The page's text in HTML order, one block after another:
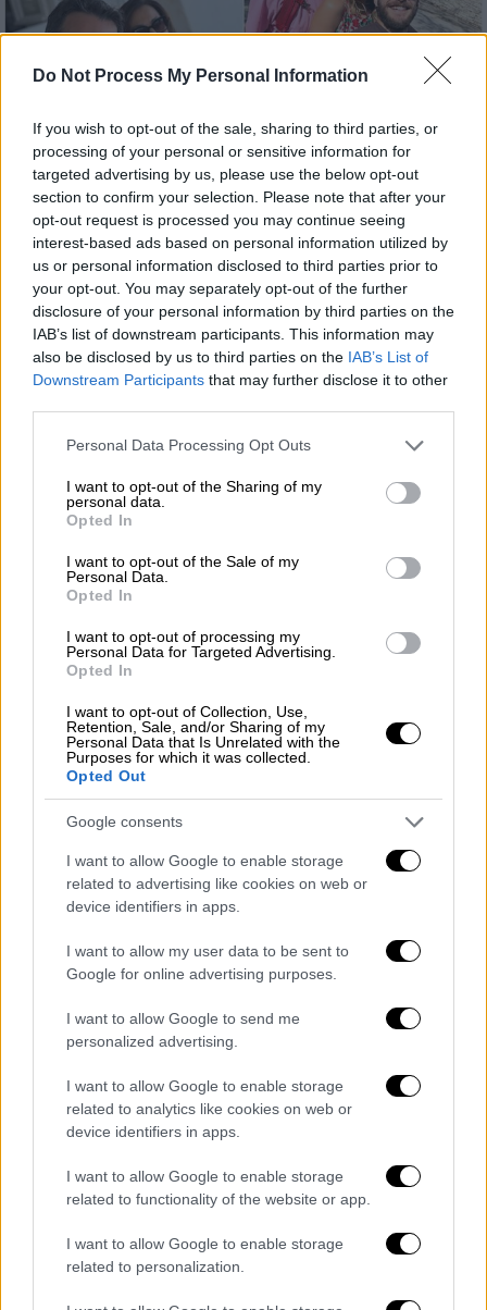
Do Not Process My Personal Information
If you wish to opt-out of the sale, sharing to third parties, or
processing of your personal or sensitive information for
targeted advertising by us, please use the below opt-out
section to confirm your selection. Please note that after your
opt-out request is processed you may continue seeing
interest-based ads based on personal information utilized by
us or personal information disclosed to third parties prior to
your opt-out. You may separately opt-out of the further
disclosure of your personal information by third parties on the
IAB’s list of downstream participants. This information may
also be disclosed by us to third parties on the IAB’s List of
Downstream Participants that may further disclose it to other
Please note that this website/app uses one or more Google
not limited to your visit or usage behaviour. You may click to
grant or deny consent to Google and its third-party tags to
use your data for below specified purposes in below Google
consent section.
Personal Data Processing Opt Outs
I want to opt-out of the Sharing of my
personal data.
Opted In
I want to opt-out of the Sale of my
Personal Data.
Opted In
I want to opt-out of processing my
Personal Data for Targeted Advertising.
Opted In
I want to opt-out of Collection, Use,
Retention, Sale, and/or Sharing of my
Personal Data that Is Unrelated with the
Purposes for which it was collected.
Opted Out
Google consents
I want to allow Google to enable storage
related to advertising like cookies on web or
device identifiers in apps.
I want to allow my user data to be sent to
Google for online advertising purposes.
I want to allow Google to send me
personalized advertising.
I want to allow Google to enable storage
related to analytics like cookies on web or
device identifiers in apps.
I want to allow Google to enable storage
related to functionality of the website or app.
I want to allow Google to enable storage
related to personalization.
Τηλεόραση|13.10.2025 14:13
Οι νέες φωτογραφίες του Χριστόφορου
Παπακαλιάτη από τα γυρίσματα του
«Maestro» στους Παξούς
Η νέα σεζόν της επιτυχημένης σειράς
αναμένεται με μεγάλη ανυπομονησία
Τηλεόραση|06.10.2025 12:03
Στους Παξούς οι συντελεστές του
«Maestro» για τα γυρίσματα της 4ης
σεζόν - Η ανάρτηση του Χριστόφορου
Παπακαλιάτη
Η σειρά-φαινόμενο που εντυπωσίασε με
επιστρέφει για να συναρπάσει